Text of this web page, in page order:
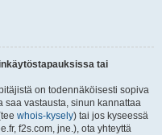
tai
on todennäköisesti sopiva
saa vastausta, sinun kannattaa
whois-kysely) tai jos kyseessä
f2s.com, jne.), ota yhteyttä